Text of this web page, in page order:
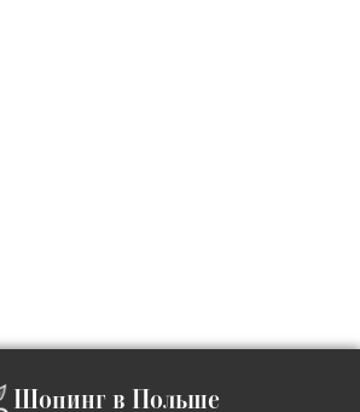
Шопинг в Польше